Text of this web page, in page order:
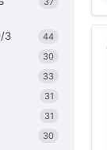
3 44
30
33
31
31
30